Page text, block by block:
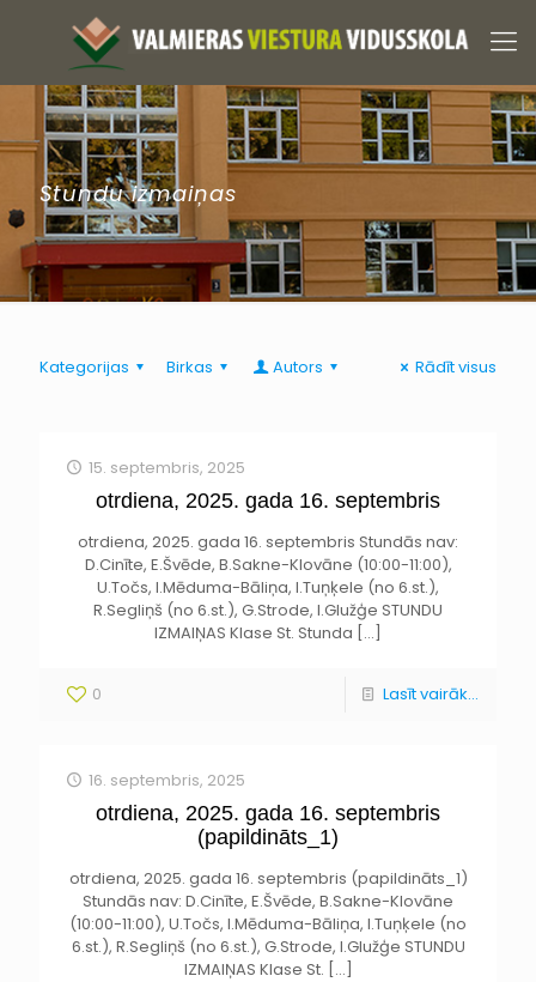
Stundu izmaiņas
Kategorijas Birkas Autors Rādīt visus
15. septembris, 2025
otrdiena, 2025. gada 16. septembris
otrdiena, 2025. gada 16. septembris Stundās nav:
D.Cinīte, E.Švēde, B.Sakne-Klovāne (10:00-11:00),
U.Točs, I.Mēduma-Bāliņa, I.Tuņķele (no 6.st.),
R.Segliņš (no 6.st.), G.Strode, I.Glužģe STUNDU
IZMAIŅAS Klase St. Stunda […]
0 Lasīt vairāk...
16. septembris, 2025
otrdiena, 2025. gada 16. septembris
(papildināts_1)
otrdiena, 2025. gada 16. septembris (papildināts_1)
Stundās nav: D.Cinīte, E.Švēde, B.Sakne-Klovāne
(10:00-11:00), U.Točs, I.Mēduma-Bāliņa, I.Tuņķele (no
6.st.), R.Segliņš (no 6.st.), G.Strode, I.Glužģe STUNDU
IZMAIŅAS Klase St. […]